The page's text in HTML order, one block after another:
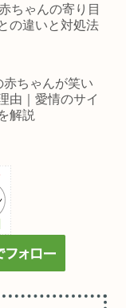
ちゃんの寄り目
の違いと対処法
赤ちゃんが笑い
由｜愛情のサイ
解説